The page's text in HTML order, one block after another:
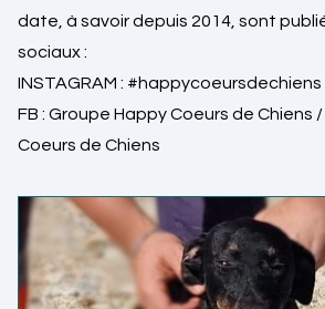
date, à savoir depuis 2014, sont
sociaux :
INSTAGRAM : #happycoeursdechiens
FB : Groupe Happy Coeurs de Chiens /
Coeurs de Chiens